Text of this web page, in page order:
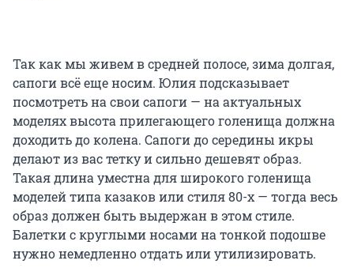
Так как мы живем в средней полосе, зима долгая,
сапоги всё еще носим. Юлия подсказывает
посмотреть на свои сапоги — на актуальных
моделях высота прилегающего голенища должна
доходить до колена. Сапоги до середины икры
делают из вас тетку и сильно дешевят образ.
Такая длина уместна для широкого голенища
моделей типа казаков или стиля 80-х — тогда весь
образ должен быть выдержан в этом стиле.
Балетки с круглыми носами на тонкой подошве
нужно немедленно отдать или утилизировать.